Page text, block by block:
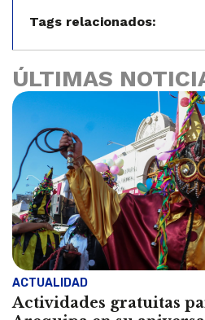
Tags relacionados:
ÚLTIMAS
ACTUALIDAD
Actividades gratuitas